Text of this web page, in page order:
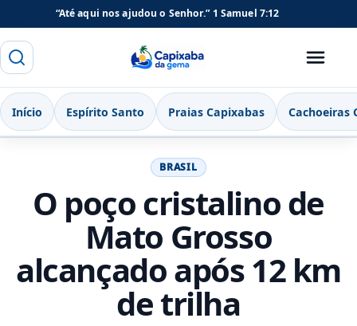
“Até aqui nos ajudou o Senhor.” 1 Samuel 7:12
Buscar Capixaba da Gema
Menu
Início Espírito Santo Praias Capixabas Cachoeiras
BRASIL
O poço cristalino de
Mato Grosso
alcançado após 12 km
de trilha